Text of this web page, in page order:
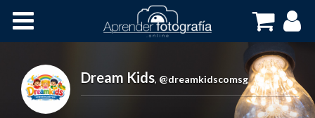
Cursos OnLine
Dream Kids, @dreamkidscomsg